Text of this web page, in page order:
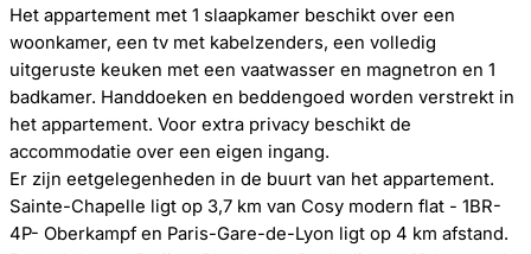
Het appartement met 1 slaapkamer beschikt over een
woonkamer, een tv met kabelzenders, een volledig
uitgeruste keuken met een vaatwasser en magnetron en 1
badkamer. Handdoeken en beddengoed worden verstrekt in
het appartement. Voor extra privacy beschikt de
accommodatie over een eigen ingang.
Er zijn eetgelegenheden in de buurt van het appartement.
Sainte-Chapelle ligt op 3,7 km van Cosy modern flat - 1BR-
4P- Oberkampf en Paris-Gare-de-Lyon ligt op 4 km afstand.